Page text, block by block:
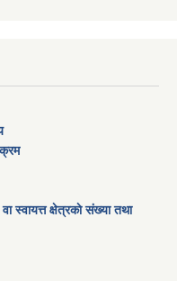
स्वायत्त क्षेत्रकाे स‌ंख्या तथा